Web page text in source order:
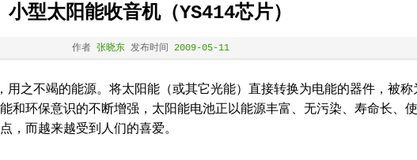
小型太阳能收音机（YS414芯片）
作者 张晓东 发布时间 2009-05-11
不竭的能源。将太阳能（或其它光能）直接转换为电能的器件，被称
和环保意识的不断增强，太阳能电池正以能源丰富、无污染、寿命长、
，而越来越受到人们的喜爱。